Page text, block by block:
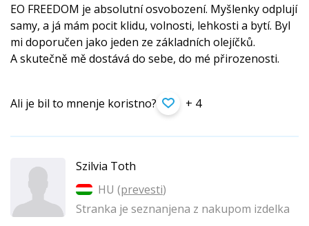
EO FREEDOM je absolutní osvobození. Myšlenky odplují
samy, a já mám pocit klidu, volnosti, lehkosti a bytí. Byl
mi doporučen jako jeden ze základních olejíčků.
A skutečně mě dostává do sebe, do mé přirozenosti.
Ali je bil to mnenje koristno? + 4
Szilvia Toth
HU (prevesti)
Stranka je seznanjena z nakupom izdelka